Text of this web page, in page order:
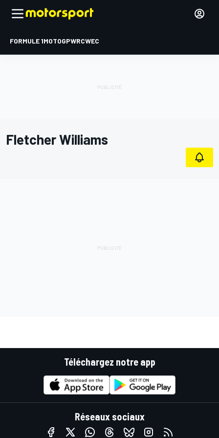
FORMULE 1MOTOGPWRCWEC
Fletcher Williams
Téléchargez notre app
Réseaux sociaux